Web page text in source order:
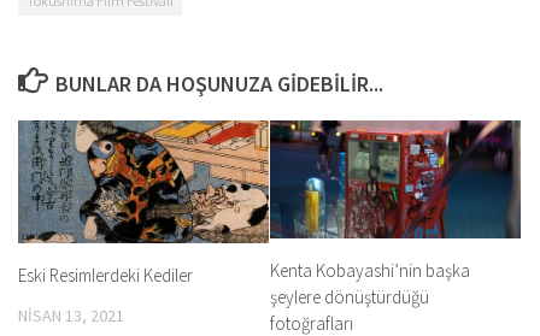
BUNLAR DA HOŞUNUZA GIDEBILIR...
Eski Resimlerdeki Kediler
NISAN 13, 2021
Kenta Kobayashi’nin başka
şeylere dönüştürdüğü
fotoğrafları